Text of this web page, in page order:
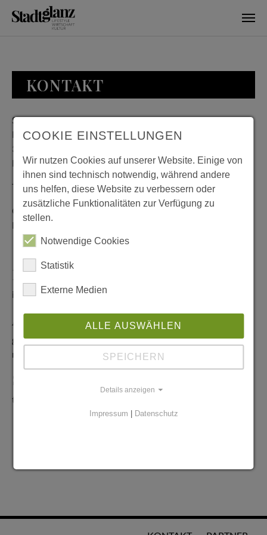
KONTAKT
Stadtglanz / mediaworld GmbH
Bankplatz 8
38100 Braunschweig
Deutschland
Telefon: 0531 482010-20
Geschäftszeiten: Montag bis Donnerstag 08:00 bis 18:00;
Freitag 08:00 bis 15:00
Redaktionelle Anfragen
info@stadtglanz.de
Anzeigen-Service
graen@mediaworldgmbh.deoder
meyer@mediaworldgmbh.de
tipps@stadtglanz.de
COOKIE EINSTELLUNGEN
Wir nutzen Cookies auf unserer Website. Einige von
ihnen sind technisch notwendig, während andere
uns helfen, diese Website zu verbessern oder
zusätzliche Funktionalitäten zur Verfügung zu
stellen.
Notwendige Cookies
Statistik
Externe Medien
ALLE AUSWÄHLEN
SPEICHERN
Details anzeigen
Impressum | Datenschutz